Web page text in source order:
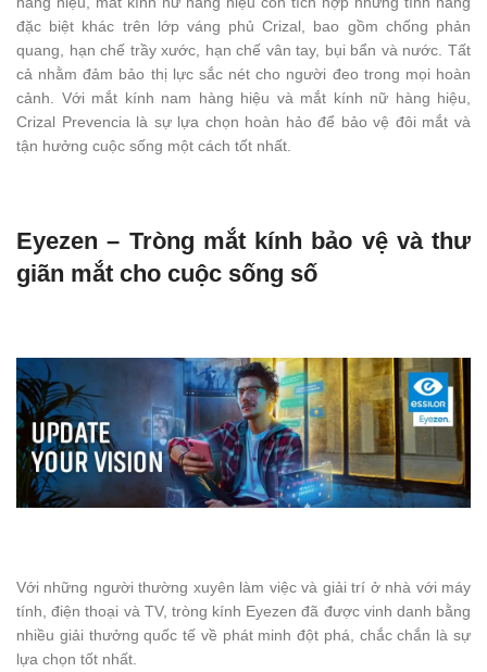
đặc biệt khác trên lớp váng phủ Crizal, bao gồm chống phản
quang, hạn chế trầy xước, hạn chế vân tay, bụi bẩn và nước. Tất
cả nhằm đảm bảo thị lực sắc nét cho người đeo trong mọi hoàn
cảnh. Với mắt kính nam hàng hiệu và mắt kính nữ hàng hiệu,
Crizal Prevencia là sự lựa chọn hoàn hảo để bảo vệ đôi mắt và
tận hưởng cuộc sống một cách tốt nhất.
Eyezen – Tròng mắt kính bảo vệ và thư
giãn mắt cho cuộc sống số
Với những người thường xuyên làm việc và giải trí ở nhà với máy
tính, điện thoại và TV, tròng kính Eyezen đã được vinh danh bằng
nhiều giải thưởng quốc tế về phát minh đột phá, chắc chắn là sự
lựa chọn tốt nhất.